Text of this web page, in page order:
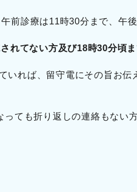
前診療は11時30分まで、午
れてない方及び18時30分頃
いれば、留守電にその旨お
ても折り返しの連絡もない